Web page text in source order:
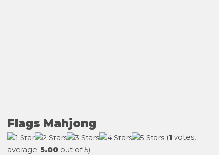
Flags Mahjong
(1 votes,
average: 5.00 out of 5)